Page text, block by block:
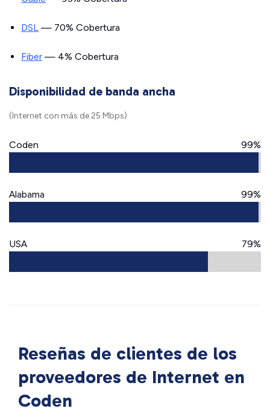
DSL — 70% Cobertura
Fiber — 4% Cobertura
Disponibilidad de banda ancha
(Internet con más de 25 Mbps)
Coden 99%
Alabama 99%
USA 79%
Reseñas de clientes de los
proveedores de Internet en
Coden